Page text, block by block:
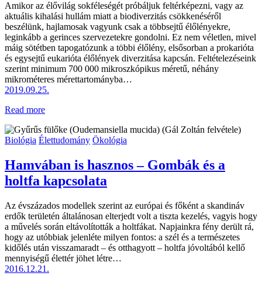
Amikor az élővilág sokféleségét próbáljuk feltérképezni, vagy az
aktuális kihalási hullám miatt a biodiverzitás csökkenéséről
beszélünk, hajlamosak vagyunk csak a többsejtű élőlényekre,
leginkább a gerinces szervezetekre gondolni. Ez nem véletlen, mivel
máig sötétben tapogatózunk a többi élőlény, elsősorban a prokarióta
és egysejtű eukarióta élőlények diverzitása kapcsán. Feltételezéseink
szerint minimum 700 000 mikroszkópikus méretű, néhány
mikrométeres mérettartományba…
2019.09.25.
Read more
Biológia Élettudomány Ökológia
Hamvában is hasznos – Gombák és a
holtfa kapcsolata
Az évszázados modellek szerint az európai és főként a skandináv
erdők területén általánosan elterjedt volt a tiszta kezelés, vagyis hogy
a művelés során eltávolították a holtfákat. Napjainkra fény derült rá,
hogy az utóbbiak jelenléte milyen fontos: a szél és a természetes
kidőlés után visszamaradt – és otthagyott – holtfa jóvoltából kellő
mennyiségű élettér jöhet létre…
2016.12.21.